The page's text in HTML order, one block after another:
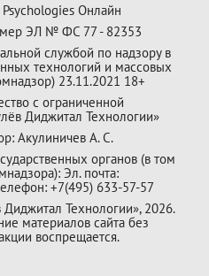
Онлайн
ЭЛ № ФС 77 - 82353
службой по надзору в
технологий и массовых
23.11.2021 18+
с ограниченной
Диджитал Технологии»
Акулиничев А. С.
органов (в том
Эл. почта:
+7(495) 633-57-57
Технологии», 2026.
материалов сайта без
воспрещается.